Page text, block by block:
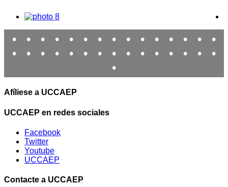
• • • • • • • • • • • • • •
•
•
• • • • • • • • • • • • •
•
•
Afíliese a UCCAEP
UCCAEP en redes sociales
Facebook
Twitter
Youtube
UCCAEP
Contacte a UCCAEP